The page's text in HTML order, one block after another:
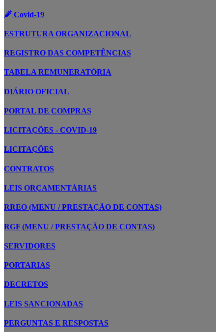
Covid-19
ESTRUTURA ORGANIZACIONAL
REGISTRO DAS COMPETÊNCIAS
TABELA REMUNERATÓRIA
DIÁRIO OFICIAL
PORTAL DE COMPRAS
LICITAÇÕES - COVID-19
LICITAÇÕES
CONTRATOS
LEIS ORÇAMENTÁRIAS
RREO (MENU / PRESTAÇÃO DE CONTAS)
RGF (MENU / PRESTAÇÃO DE CONTAS)
SERVIDORES
PORTARIAS
DECRETOS
LEIS SANCIONADAS
PERGUNTAS E RESPOSTAS